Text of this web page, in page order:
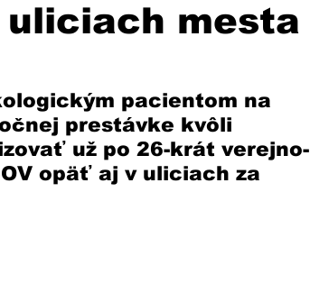
uliciach mesta
pacientom na
prestávke kvôli
už po 26-krát verejno-
opäť aj v uliciach za